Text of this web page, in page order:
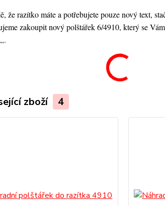
že razítko máte a potřebujete pouze nový text,
zakoupit nový polštářek 6/4910, který se
zboží 4